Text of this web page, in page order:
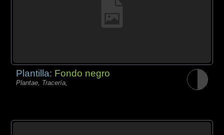
Plantilla: Fondo negro
Plantae, Tracería,